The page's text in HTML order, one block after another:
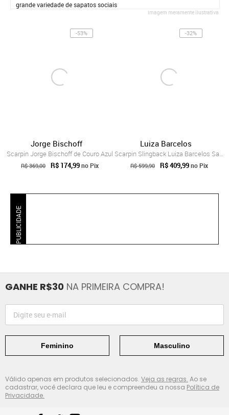
grande variedade de sapatos sociais
Imagem meramente ilustrativa
-53%
Jorge Bischoff
Scarpin Jorge Bischoff de Couro Azul
R$ 369,00 R$ 174,99no Pix
-32%
Luiza Barcelos
Scarpin Slingback Luiza Barcelos Salto A...
R$ 599,90 R$ 409,99no Pix
PUBLICIDADE
GANHE R$30 NA PRIMEIRA COMPRA!
Feminino Masculino
Válido apenas em produtos selecionados. Veja as regras. Ao se
cadastrar, você declara que leu e compreendeu a nossa Política de
Privacidade.